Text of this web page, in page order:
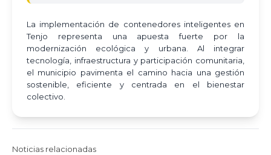
La implementación de contenedores inteligentes en
Tenjo representa una apuesta fuerte por la
modernización ecológica y urbana. Al integrar
tecnología, infraestructura y participación comunitaria,
el municipio pavimenta el camino hacia una gestión
sostenible, eficiente y centrada en el bienestar
colectivo.
Noticias relacionadas